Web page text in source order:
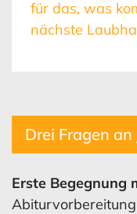
für das, was
nächste
Drei Fragen
Erste Begegnung